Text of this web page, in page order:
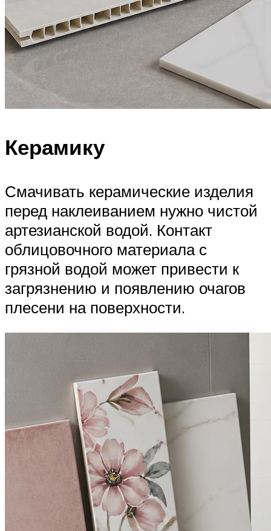
Керамику
Смачивать керамические изделия
перед наклеиванием нужно чистой
артезианской водой. Контакт
облицовочного материала с
грязной водой может привести к
загрязнению и появлению очагов
плесени на поверхности.